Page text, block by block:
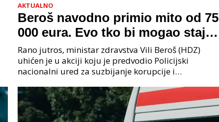
AKTUALNO
Beroš navodno primio mito od 75
000 eura. Evo tko bi mogao stajati
na čelu zločinačkog udruženja
Rano jutros, ministar zdravstva Vili Beroš (HDZ)
uhićen je u akciji koju je predvodio Policijski
nacionalni ured za suzbijanje korupcije i
priopćenju USKOK